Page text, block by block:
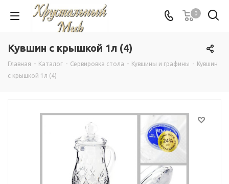
0
Кувшин с крышкой 1л (4)
Главная - Каталог - Сервировка стола - Кувшины и графины - Кувшин
с крышкой 1л (4)